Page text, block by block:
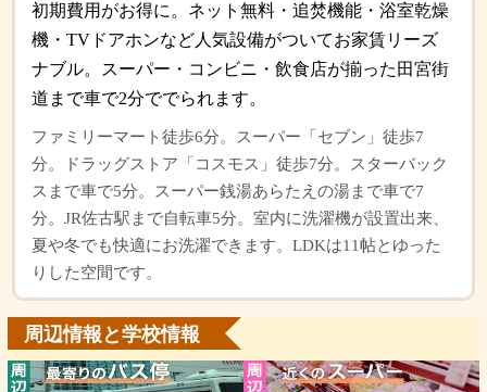
初期費用がお得に。ネット無料・追焚機能・浴室乾燥
機・TVドアホンなど人気設備がついてお家賃リーズ
ナブル。スーパー・コンビニ・飲食店が揃った田宮街
道まで車で2分ででられます。
ファミリーマート徒歩6分。スーパー「セブン」徒歩7
分。ドラッグストア「コスモス」徒歩7分。スターバック
スまで車で5分。スーパー銭湯あらたえの湯まで車で7
分。JR佐古駅まで自転車5分。室内に洗濯機が設置出来、
夏や冬でも快適にお洗濯できます。LDKは11帖とゆった
りした空間です。
周辺情報と学校情報